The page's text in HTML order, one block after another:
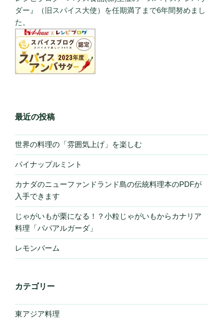
ダー』（旧スパイス大使）を任期満了まで6年間努めまし
た。
最近の投稿
世界の料理の「雰囲気上げ」を楽しむ
パイナップルミント
カナダのニューファンドランド島の伝統料理本のPDFが
入手できます
じゃがいもが栗になる！？小粒じゃがいもからカナリア
料理「パパアルガーダ」
レモンバーム
カテゴリー
東アジア料理